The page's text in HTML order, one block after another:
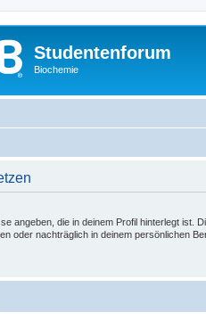
Studentenforum
Biochemie
angeben, die in deinem Profil hinterlegt ist.
oder nachträglich in deinem persönlichen